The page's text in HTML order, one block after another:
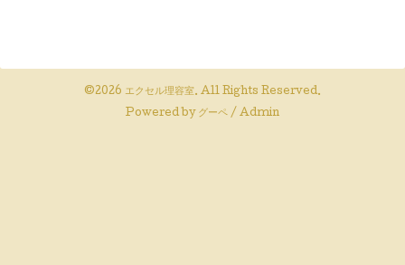
©2026 エクセル理容室. All Rights Reserved.
Powered by グーペ / Admin